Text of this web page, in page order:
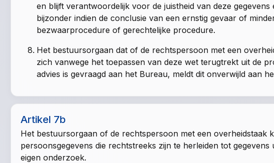
en blijft verantwoordelijk voor de juistheid van deze
bijzonder indien de conclusie van een ernstig gevaar of
bezwaarprocedure of gerechtelijke procedure.
Het bestuursorgaan dat of de rechtspersoon met een
zich vanwege het toepassen van deze wet terugtrekt uit de
advies is gevraagd aan het Bureau, meldt dit onverwijld aan
Artikel 7b
Het bestuursorgaan of de rechtspersoon met een overheidstaak
persoonsgegevens die rechtstreeks zijn te herleiden tot
eigen onderzoek.